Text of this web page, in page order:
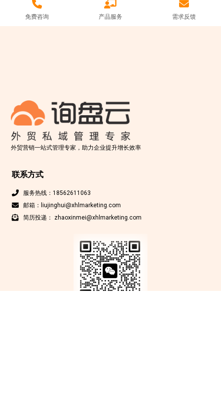
免费咨询 产品服务 需求反馈
外贸营销一站式管理专家，助力企业提升增长效率
联系方式
服务热线：18562611063
邮箱：liujinghui@xhlmarketing.com
简历投递： zhaoxinmei@xhlmarketing.com